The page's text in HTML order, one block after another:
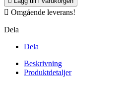
 Omgående leverans!
Dela
Dela
Beskrivning
Produktdetaljer